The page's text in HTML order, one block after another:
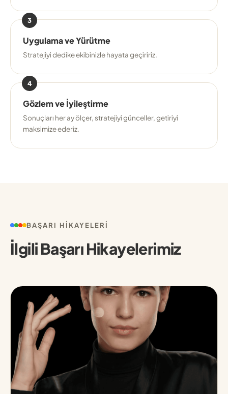
3
Uygulama ve Yürütme
Stratejiyi dedike ekibinizle hayata geçiririz.
4
Gözlem ve İyileştirme
Sonuçları her ay ölçer, stratejiyi günceller, getiriyi
maksimize ederiz.
BAŞARI HIKAYELERI
İlgili Başarı Hikayelerimiz